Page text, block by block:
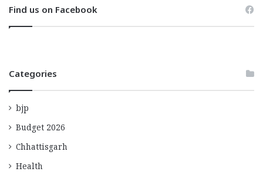
Find us on Facebook
Categories
bjp
Budget 2026
Chhattisgarh
Health